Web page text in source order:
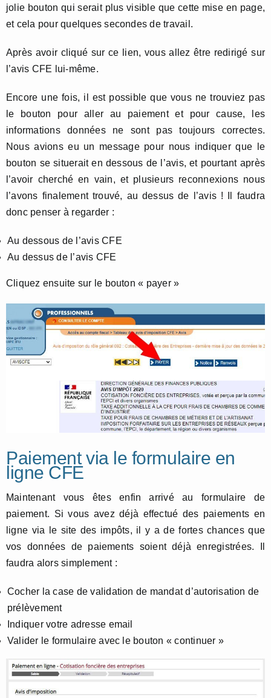
jolie bouton qui serait plus visible que cette mise en page,
et cela pour quelques secondes de travail.
Après avoir cliqué sur ce lien, vous allez être redirigé sur
l’avis CFE lui-même.
Encore une fois, il est possible que vous ne trouviez pas
le bouton pour aller au paiement et pour cause, les
informations données ne sont pas toujours correctes.
Nous avions eu un message pour nous indiquer que le
bouton se situerait en dessous de l’avis, et pourtant après
l’avoir cherché en vain, et plusieurs reconnexions nous
l’avons finalement trouvé, au dessus de l’avis ! Il faudra
donc penser à regarder :
Au dessous de l’avis CFE
Au dessus de l’avis CFE
Cliquez ensuite sur le bouton « payer »
Paiement via le formulaire en
ligne CFE
Maintenant vous êtes enfin arrivé au formulaire de
paiement. Si vous avez déjà effectué des paiements en
ligne via le site des impôts, il y a de fortes chances que
vos données de paiements soient déjà enregistrées. Il
faudra alors simplement :
Cocher la case de validation de mandat d’autorisation de
prélèvement
Indiquer votre adresse email
Valider le formulaire avec le bouton « continuer »